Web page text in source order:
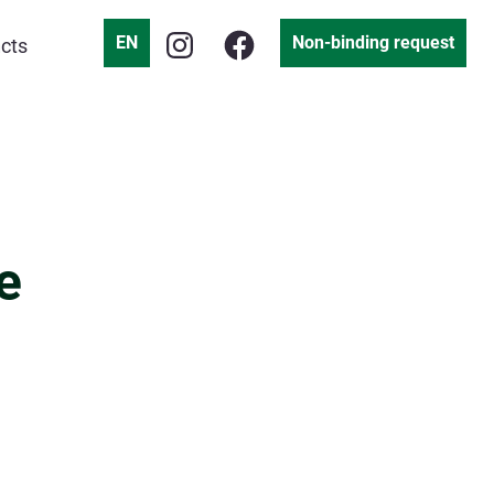
EN Non-binding request